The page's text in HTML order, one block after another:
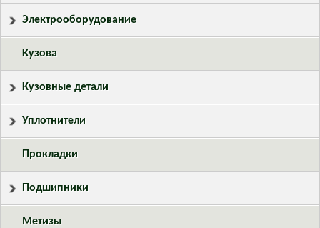
Электрооборудование
Кузова
Кузовные детали
Уплотнители
Прокладки
Подшипники
Метизы